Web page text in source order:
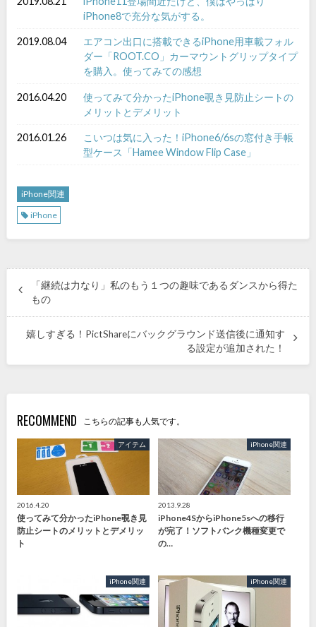
iPhone8で充分な気がする。
2019.08.04
エアコン出口に搭載できるiPhone用車載フォル
ダー「ROOT.CO」カーマウントグリップタイプ
を購入。使ってみての感想
2016.04.20
使ってみて分かったiPhone覗き見防止シートの
メリットとデメリット
2016.01.26
こいつは気に入った！iPhone6/6sの窓付き手帳
型ケース「Hamee Window Flip Case」
iPhone関連
iPhone
「継続は力なり」私のもう１つの趣味であるダンスから得た
もの
嬉しすぎる！PictShareにバックグラウンド送信後に通知す
る設定が追加された！
RECOMMEND こちらの記事も人気です。
アイテム
2016.4.20
使ってみて分かったiPhone覗き見
防止シートのメリットとデメリッ
ト
iPhone関連
2013.9.28
iPhone4SからiPhone5sへの移行
が完了！ソフトバンク機種変更で
の…
iPhone関連 iPhone関連